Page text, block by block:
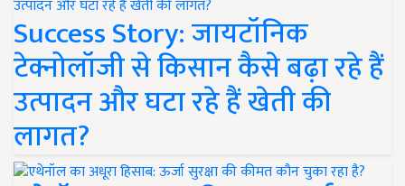
Success Story: जायटॉनिक
टेक्नोलॉजी से किसान कैसे बढ़ा रहे हैं
उत्पादन और घटा रहे हैं खेती की
लागत?